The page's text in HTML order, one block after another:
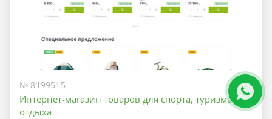
№ 8199515
Интернет-магазин товаров для спорта, туризма и
отдыха